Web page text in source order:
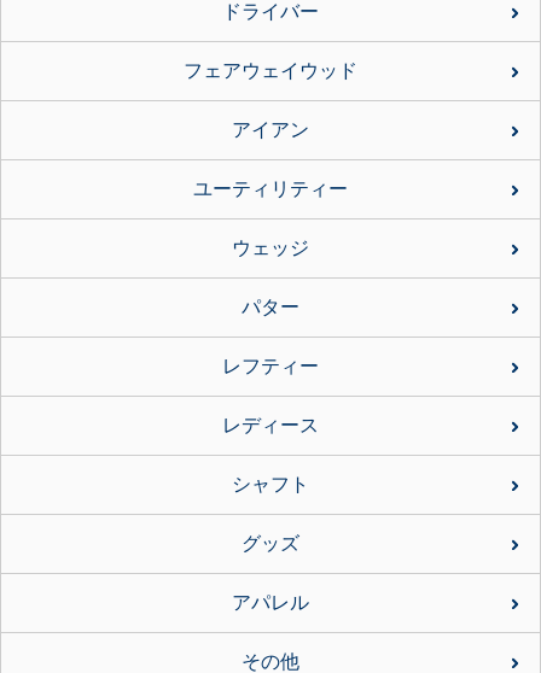
ドライバー
フェアウェイウッド
アイアン
ユーティリティー
ウェッジ
パター
レフティー
レディース
シャフト
グッズ
アパレル
その他